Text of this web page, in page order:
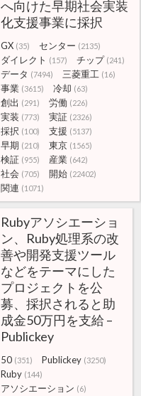
へ向けた早期社会実装
化支援事業に採択
GX (35) センター (2135)
ダイレクト (157) チップ (241)
データ (7494) 三菱重工 (16)
事業 (3615) 冷却 (63)
創出 (291) 労働 (226)
実装 (773) 実証 (2326)
採択 (100) 支援 (5137)
早期 (210) 東京 (1565)
検証 (955) 産業 (642)
社会 (705) 開始 (22402)
関連 (1071)
Rubyアソシエーショ
ン、Ruby処理系の改
善や開発支援ツール
などをテーマにした
プロジェクトを公
募、採択されると助
成金50万円を支給 –
Publickey
50 (351) Publickey (3250)
Ruby (144)
アソシエーション (6)